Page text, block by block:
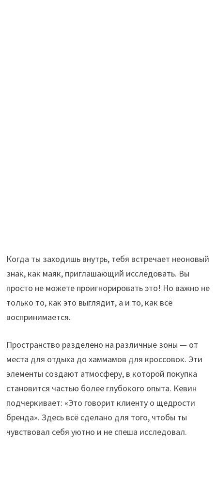
Когда ты заходишь внутрь, тебя встречает неоновый
знак, как маяк, приглашающий исследовать. Вы
просто не можете проигнорировать это! Но важно не
только то, как это выглядит, а и то, как всё
воспринимается.
Пространство разделено на различные зоны — от
места для отдыха до хаммамов для кроссовок. Эти
элементы создают атмосферу, в которой покупка
становится частью более глубокого опыта. Кевин
подчеркивает: «Это говорит клиенту о щедрости
бренда». Здесь всё сделано для того, чтобы ты
чувствовал себя уютно и не спеша исследовал.